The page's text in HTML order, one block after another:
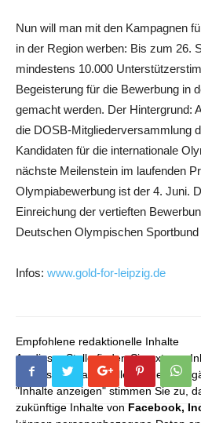
Nun will man mit den Kampagnen
in der Region werben: Bis zum 26.
mindestens 10.000
Begeisterung für die Bewerbung in
gemacht werden. Der Hintergrund:
die DOSB-Mitgliederversammlung
Kandidaten für die internationale
nächste Meilenstein im laufenden
Olympiabewerbung ist der 4. Juni.
Einreichung der vertieften
Deutschen Olympischen
Infos: www.gold-for-leipzig.de
Empfohlene redaktionelle Inhalte
An dieser Stelle finden Sie externe
die unser redaktionelles Angebot
"Inhalte anzeigen" stimmen Sie zu,
zukünftige Inhalte von Facebook,